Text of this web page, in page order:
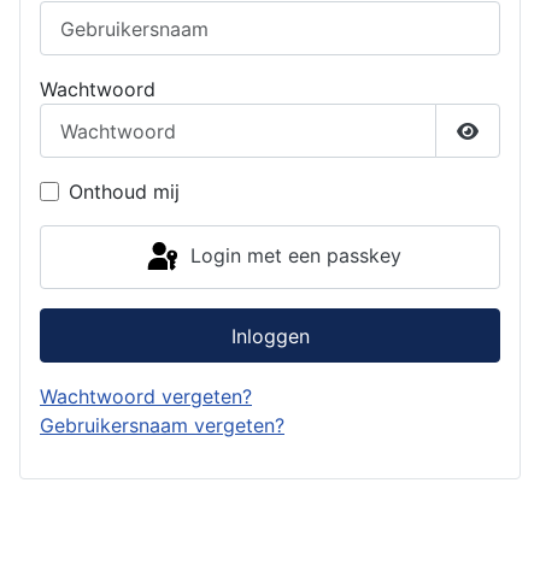
Wachtwoord
Toon
Onthoud mij
Login met een passkey
Inloggen
Wachtwoord vergeten?
Gebruikersnaam vergeten?